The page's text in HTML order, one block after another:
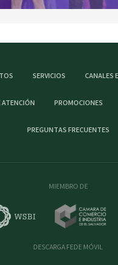
SERVICIOS CANALES
PROMOCIONES
PREGUNTAS FRECUENTES
MIEMBRO DE
DESCARGA FEDE MÓVIL